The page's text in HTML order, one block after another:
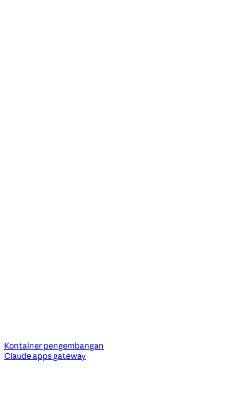
Kontainer pengembangan
Claude apps gateway